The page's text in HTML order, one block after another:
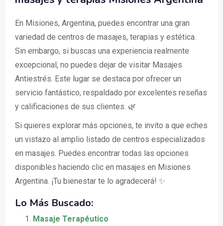
En Misiones, Argentina, puedes encontrar una gran
variedad de centros de masajes, terapias y estética.
Sin embargo, si buscas una experiencia realmente
excepcional, no puedes dejar de visitar Masajes
Antiestrés. Este lugar se destaca por ofrecer un
servicio fantástico, respaldado por excelentes reseñas
y calificaciones de sus clientes. 🌿
Si quieres explorar más opciones, te invito a que eches
un vistazo al amplio listado de centros especializados
en masajes. Puedes encontrar todas las opciones
disponibles haciendo clic en masajes en Misiones
Argentina. ¡Tu bienestar te lo agradecerá! ✨
Lo Más Buscado:
Masaje Terapéutico